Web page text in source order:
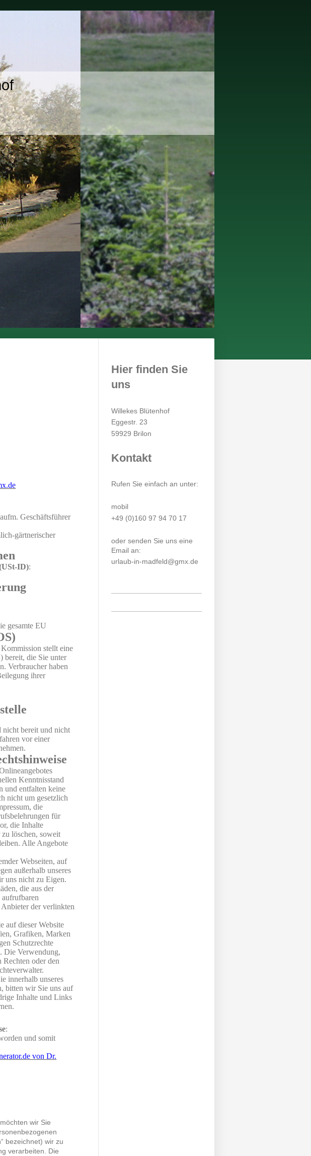
Geschäftsführer
gärtnerischer
ID):
gesamte EU
stellt eine
bereit, die Sie unter
Verbraucher haben
ihrer
nicht bereit und nicht
vor einer
Kenntnisstand
und entfalten keine
nicht um gesetzlich
die
für
die Inhalte
löschen, soweit
Alle Angebote
Webseiten, auf
außerhalb unseres
uns nicht zu Eigen.
die aus der
der verlinkten
auf dieser Website
Grafiken, Marken
Schutzrechte
Die Verwendung,
oder den
innerhalb unseres
bitten wir Sie uns auf
Inhalte und Links
:
und somit
von Dr.
wir Sie
bezeichnet) wir zu
verarbeiten. Die
Hier finden Sie
uns
Willekes Blütenhof
Eggestr. 23
59929 Brilon
Kontakt
Rufen Sie einfach an unter:
mobil
+49 (0)160 97 94 70 17
oder senden Sie uns eine
Email an:
urlaub-in-madfeld@gmx.de